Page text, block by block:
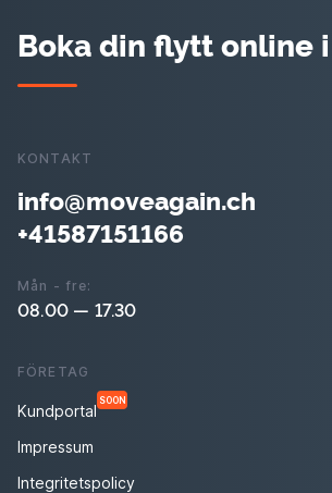
Boka din flytt online
KONTAKT
info@moveagain.ch
+41587151166
Mån - fre:
08.00 — 17.30
FÖRETAG
Kundportal
SOON
Impressum
Integritetspolicy